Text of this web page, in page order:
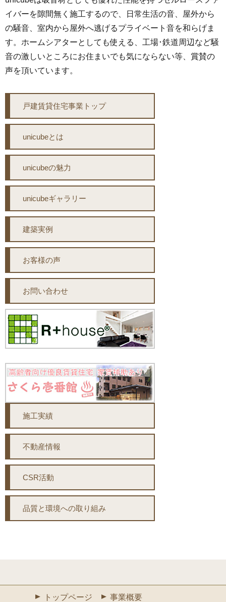
イバーを隙間無く施工するので、日常生活の音、屋外から
の騒音、室内から屋外へ逃げるプライベート音を和らげま
す。ホームシアターとしても使える、工場･鉄道周辺など騒
音の激しいところにお住まいでも気にならない等、賞賛の
声を頂いています。
戸建賃貸住宅事業トップ
unicubeとは
unicubeの魅力
unicubeギャラリー
建築実例
お客様の声
お問い合わせ
施工実績
不動産情報
CSR活動
品質と環境への取り組み
トップページ
事業概要